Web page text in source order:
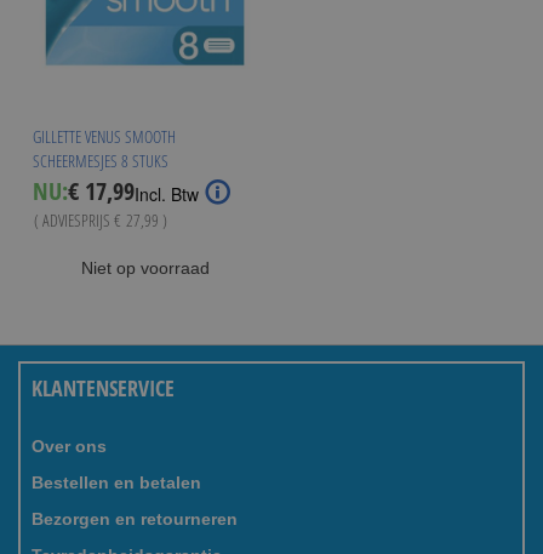
GILLETTE VENUS SMOOTH
SCHEERMESJES 8 STUKS
NU:Special
Price
€ 17,99Incl. Btw
( ADVIESPRIJS € 27,99 )
Niet op voorraad
KLANTENSERVICE
Over ons
Bestellen en betalen
Bezorgen en retourneren